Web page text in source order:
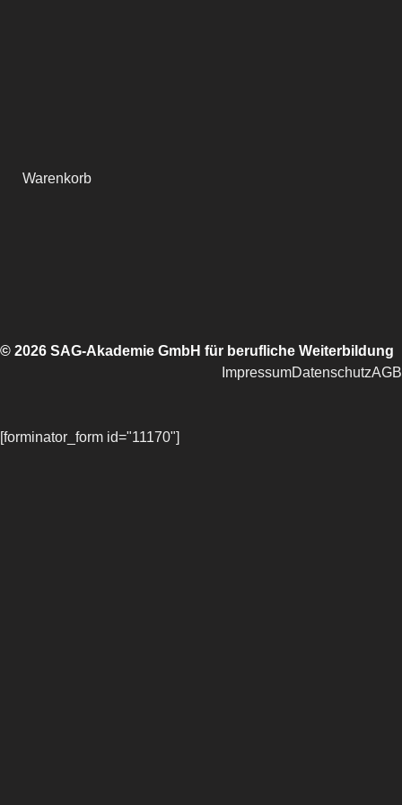
Warenkorb
© 2026 SAG-Akademie GmbH für berufliche Weiterbildung
ImpressumDatenschutzAGB
[forminator_form id="11170"]